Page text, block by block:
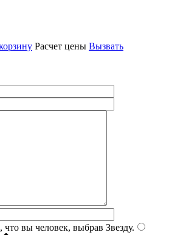
Расчет цены Вызвать
вы человек, выбрав Звезду.